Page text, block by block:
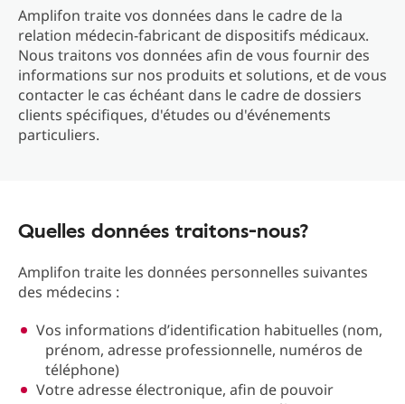
Amplifon traite vos données dans le cadre de la
relation médecin-fabricant de dispositifs médicaux.
Nous traitons vos données afin de vous fournir des
informations sur nos produits et solutions, et de vous
contacter le cas échéant dans le cadre de dossiers
clients spécifiques, d'études ou d'événements
particuliers.
Quelles données traitons-nous?
Amplifon traite les données personnelles suivantes
des médecins :
Vos informations d’identification habituelles (nom,
prénom, adresse professionnelle, numéros de
téléphone)
Votre adresse électronique, afin de pouvoir